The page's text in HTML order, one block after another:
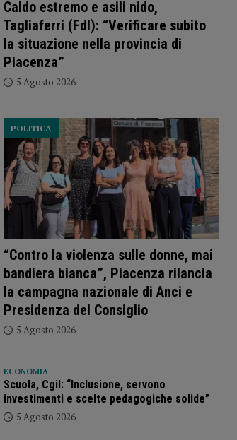
Caldo estremo e asili nido,
Tagliaferri (FdI): “Verificare subito
la situazione nella provincia di
Piacenza”
5 Agosto 2026
“Contro la violenza sulle donne, mai
bandiera bianca”, Piacenza rilancia
la campagna nazionale di Anci e
Presidenza del Consiglio
POLITICA
5 Agosto 2026
ECONOMIA
Scuola, Cgil: “Inclusione, servono
investimenti e scelte pedagogiche solide”
5 Agosto 2026